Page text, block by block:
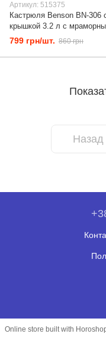
Артикул: 515375
Кастрюля Benson BN-306
крышкой 3.2 л с
покрытием антипригарная
799 грн/шт. 860 грн
Назад
Online store built with